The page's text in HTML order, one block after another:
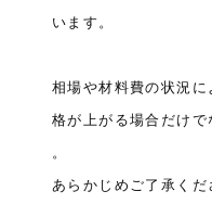
います。
相場や材料費の状況
格が上がる場合だけ
。
あらかじめご了承く